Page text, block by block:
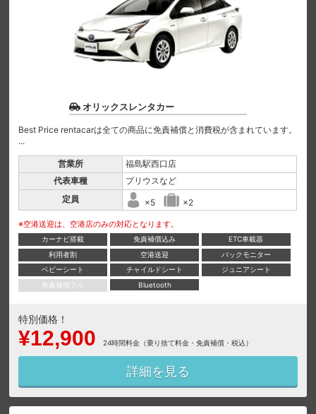
オリックスレンタカー
Best Price rentacarは全ての商品に免責補償と消費税が含まれています。
...
営業所
福島駅西口店
代表車種
プリウスなど
定員
×5 ×2
※空港送迎は、空港店のみの対応となります。
カーナビ搭載 免責補償込み
ETC車載器
利用者割
空港送迎
バックモニター
ベビーシート
チャイルドシート
ジュニアシート
免責補償フル
Bluetooth
特別価格！
¥12,900 24時間料金（乗り捨て料金・免責補償・税込）
詳細を見る